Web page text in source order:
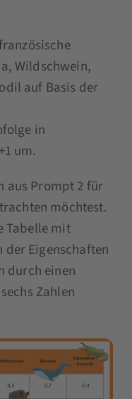
Wildschwein,
auf Basis der
in
um.
aus Prompt 2 für
möchtest.
Tabelle mit
der Eigenschaften
durch einen
Zahlen